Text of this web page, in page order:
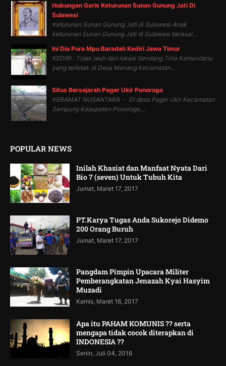
Hubungan Garis Keturunan Sunan Gunung Jati Di
Sulawesi
Keturunan Sunan Gunung Jati di Sulawesi Anak
keturunan Sunan Gunung Jati di Sulawesi berasal...
Ini Dia Pura Mpu Baradah Kediri Jawa Timur
KEDIRI : Tidak jauh dari lokasi Sendang Tirta Kamandanu
yang terletak di Desa Menang Kecamatan...
Situs Bersejarah Pager Ukir Ponorogo
KERAMAT NUSANTARA - Di desa Pager Ukir Kecamatan
Sampung Kabupaten Ponorogo,...
POPULAR NEWS
Inilah Khasiat dan Manfaat Nyata Dari
Bio 7 (seven) Untuk Tubuh Kita
Jumat, Maret 17, 2017
PT.Karya Tugas Anda Sukorejo Didemo
200 Orang Buruh
Jumat, Maret 17, 2017
Pangdam Pimpin Upacara Militer
Pemberangkatan Jenazah Kyai Hasyim
Muzadi
Kamis, Maret 16, 2017
Apa itu PAHAM KOMUNIS ?? serta
mengapa tidak cocok diterapkan di
INDONESIA ??
Senin, Juli 04, 2016